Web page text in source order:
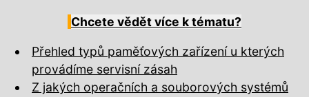
Chcete vědět více k tématu?
Přehled typů paměťových zařízení u kterých
provádíme servisní zásah
Z jakých operačních a souborových systémů